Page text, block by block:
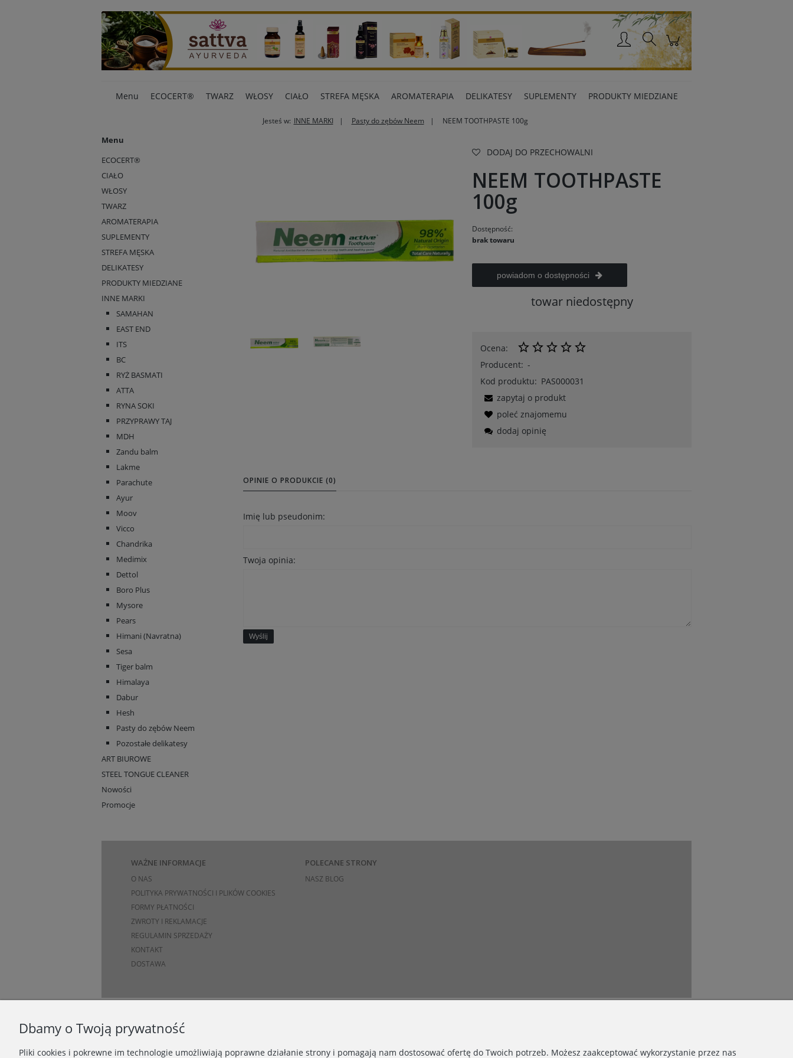
Menu ECOCERT® TWARZ WŁOSY CIAŁO STREFA MĘSKA AROMATERAPIA DELIKATESY SUPLEMENTY PRODUKTY MIEDZIANE
Jesteś w: INNE MARKI Pasty do zębów Neem NEEM TOOTHPASTE 100g
Menu
ECOCERT®
CIAŁO
WŁOSY
TWARZ
AROMATERAPIA
SUPLEMENTY
STREFA MĘSKA
DELIKATESY
PRODUKTY MIEDZIANE
INNE MARKI
SAMAHAN
EAST END
ITS
BC
RYŻ BASMATI
ATTA
RYNA SOKI
PRZYPRAWY TAJ
MDH
Zandu balm
Lakme
Parachute
Ayur
Moov
Vicco
Chandrika
Medimix
Dettol
Boro Plus
Mysore
Pears
Himani (Navratna)
Sesa
Tiger balm
Himalaya
Dabur
Hesh
Pasty do zębów Neem
Pozostałe delikatesy
ART BIUROWE
STEEL TONGUE CLEANER
Nowości
Promocje
DODAJ DO PRZECHOWALNI
NEEM TOOTHPASTE
100g
Dostępność:
brak towaru
powiadom o dostępności
towar niedostępny
Ocena:
Producent: -
Kod produktu: PAS000031
zapytaj o produkt
poleć znajomemu
dodaj opinię
OPINIE O PRODUKCIE (0)
Imię lub pseudonim:
Twoja opinia:
Wyślij
WAŻNE INFORMACJE
O NAS
POLITYKA PRYWATNOŚCI I PLIKÓW COOKIES
FORMY PŁATNOŚCI
ZWROTY I REKLAMACJE
REGULAMIN SPRZEDAŻY
KONTAKT
DOSTAWA
POLECANE STRONY
NASZ BLOG
Dbamy o Twoją prywatność
Pliki cookies i pokrewne im technologie umożliwiają poprawne działanie strony i pomagają nam dostosować ofertę do Twoich potrzeb. Możesz zaakceptować wykorzystanie przez nas